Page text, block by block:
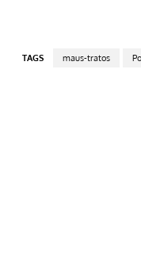
TAGS maus-tratos